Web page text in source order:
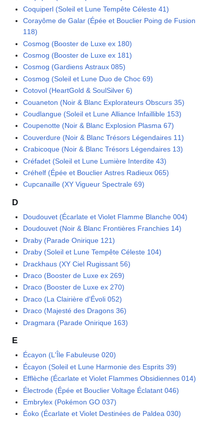
Coquiperl (Soleil et Lune Tempête Céleste 41)
Corayôme de Galar (Épée et Bouclier Poing de Fusion
118)
Cosmog (Booster de Luxe ex 180)
Cosmog (Booster de Luxe ex 181)
Cosmog (Gardiens Astraux 085)
Cosmog (Soleil et Lune Duo de Choc 69)
Cotovol (HeartGold & SoulSilver 6)
Couaneton (Noir & Blanc Explorateurs Obscurs 35)
Coudlangue (Soleil et Lune Alliance Infaillible 153)
Coupenotte (Noir & Blanc Explosion Plasma 67)
Couverdure (Noir & Blanc Trésors Légendaires 11)
Crabicoque (Noir & Blanc Trésors Légendaires 13)
Créfadet (Soleil et Lune Lumière Interdite 43)
Créhelf (Épée et Bouclier Astres Radieux 065)
Cupcanaille (XY Vigueur Spectrale 69)
D
Doudouvet (Écarlate et Violet Flamme Blanche 004)
Doudouvet (Noir & Blanc Frontières Franchies 14)
Draby (Parade Onirique 121)
Draby (Soleil et Lune Tempête Céleste 104)
Drackhaus (XY Ciel Rugissant 56)
Draco (Booster de Luxe ex 269)
Draco (Booster de Luxe ex 270)
Draco (La Clairière d'Évoli 052)
Draco (Majesté des Dragons 36)
Dragmara (Parade Onirique 163)
E
Écayon (L'Île Fabuleuse 020)
Écayon (Soleil et Lune Harmonie des Esprits 39)
Efflèche (Écarlate et Violet Flammes Obsidiennes 014)
Électrode (Épée et Bouclier Voltage Éclatant 046)
Embrylex (Pokémon GO 037)
Éoko (Écarlate et Violet Destinées de Paldea 030)